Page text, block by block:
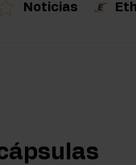
Noticias